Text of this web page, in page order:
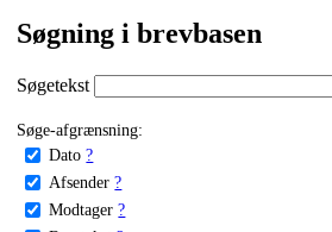
Søgning i brevbasen
Søgetekst
Søge-afgrænsning:
Dato ?
Afsender ?
Modtager ?